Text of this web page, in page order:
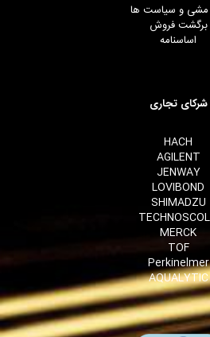
و سیاست ها
برگشت فروش
اساسنامه
شرکای تجاری
HACH
AGILENT
JENWAY
LOVIBOND
SHIMADZU
MERCK
TOF
Perkinelmer
AQUALYTIC